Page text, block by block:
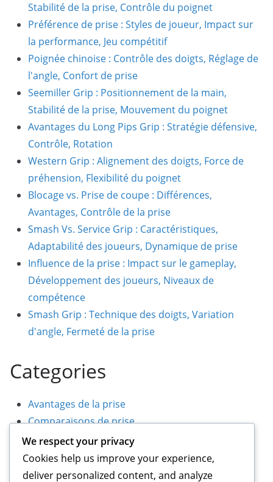
Stabilité de la prise, Contrôle du poignet
Préférence de prise : Styles de joueur, Impact sur
la performance, Jeu compétitif
Poignée chinoise : Contrôle des doigts, Réglage de
l'angle, Confort de prise
Seemiller Grip : Positionnement de la main,
Stabilité de la prise, Mouvement du poignet
Avantages du Long Pips Grip : Stratégie défensive,
Contrôle, Rotation
Western Grip : Alignement des doigts, Force de
préhension, Flexibilité du poignet
Blocage vs. Prise de coupe : Différences,
Avantages, Contrôle de la prise
Smash Vs. Service Grip : Caractéristiques,
Adaptabilité des joueurs, Dynamique de prise
Influence de la prise : Impact sur le gameplay,
Développement des joueurs, Niveaux de
compétence
Smash Grip : Technique des doigts, Variation
d'angle, Fermeté de la prise
Categories
Avantages de la prise
Comparaisons de prise
Techniques de prise
We respect your privacy
Cookies help us improve your experience,
deliver personalized content, and analyze